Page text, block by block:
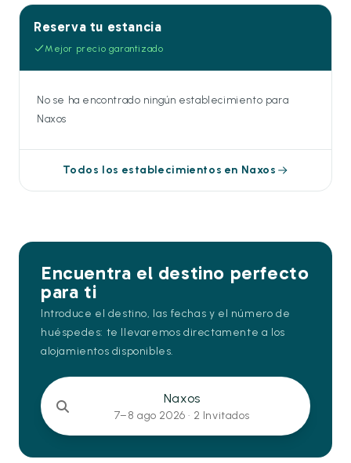
Reserva tu estancia
Mejor precio garantizado
No se ha encontrado ningún establecimiento para
Naxos
Todos los establecimientos en Naxos
Encuentra el destino perfecto
para ti
Introduce el destino, las fechas y el número de
huéspedes: te llevaremos directamente a los
alojamientos disponibles.
Naxos
7–8 ago 2026 · 2 Invitados